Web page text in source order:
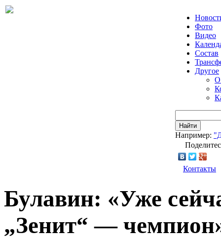
Фото
Видео
Состав
Другое
О
Найти
Например:
Контакты
Булавин: «Уже
„Зенит“ —